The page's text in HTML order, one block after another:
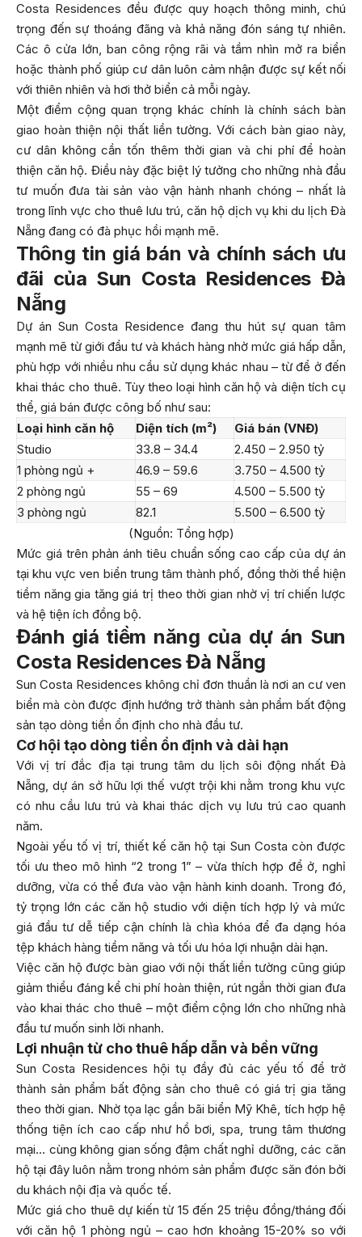
Costa Residences đều được quy hoạch thông minh, chú
trọng đến sự thoáng đãng và khả năng đón sáng tự nhiên.
Các ô cửa lớn, ban công rộng rãi và tầm nhìn mở ra biển
hoặc thành phố giúp cư dân luôn cảm nhận được sự kết nối
với thiên nhiên và hơi thở biển cả mỗi ngày.
Một điểm cộng quan trọng khác chính là chính sách bàn
giao hoàn thiện nội thất liền tường. Với cách bàn giao này,
cư dân không cần tốn thêm thời gian và chi phí để hoàn
thiện căn hộ. Điều này đặc biệt lý tưởng cho những nhà đầu
tư muốn đưa tài sản vào vận hành nhanh chóng – nhất là
trong lĩnh vực cho thuê lưu trú, căn hộ dịch vụ khi du lịch Đà
Nẵng đang có đà phục hồi mạnh mẽ.
Thông tin giá bán và chính sách ưu
đãi của Sun Costa Residences Đà
Nẵng
Dự án Sun Costa Residence đang thu hút sự quan tâm
mạnh mẽ từ giới đầu tư và khách hàng nhờ mức giá hấp dẫn,
phù hợp với nhiều nhu cầu sử dụng khác nhau – từ để ở đến
khai thác cho thuê. Tùy theo loại hình căn hộ và diện tích cụ
thể, giá bán được công bố như sau:
Loại hình căn hộ
Diện tích (m²)
Giá bán (VNĐ)
Studio
33.8 – 34.4
2.450 – 2.950 tỷ
1 phòng ngủ +
46.9 – 59.6
3.750 – 4.500 tỷ
2 phòng ngủ
55 – 69
4.500 – 5.500 tỷ
3 phòng ngủ
82.1
5.500 – 6.500 tỷ
(Nguồn: Tổng hợp)
Mức giá trên phản ánh tiêu chuẩn sống cao cấp của dự án
tại khu vực ven biển trung tâm thành phố, đồng thời thể hiện
tiềm năng gia tăng giá trị theo thời gian nhờ vị trí chiến lược
và hệ tiện ích đồng bộ.
Đánh giá tiềm năng của dự án Sun
Costa Residences Đà Nẵng
Sun Costa Residences không chỉ đơn thuần là nơi an cư ven
biển mà còn được định hướng trở thành sản phẩm bất động
sản tạo dòng tiền ổn định cho nhà đầu tư.
Cơ hội tạo dòng tiền ổn định và dài hạn
Với vị trí đắc địa tại trung tâm du lịch sôi động nhất Đà
Nẵng, dự án sở hữu lợi thế vượt trội khi nằm trong khu vực
có nhu cầu lưu trú và khai thác dịch vụ lưu trú cao quanh
năm.
Ngoài yếu tố vị trí, thiết kế căn hộ tại Sun Costa còn được
tối ưu theo mô hình “2 trong 1” – vừa thích hợp để ở, nghỉ
dưỡng, vừa có thể đưa vào vận hành kinh doanh. Trong đó,
tỷ trọng lớn các căn hộ studio với diện tích hợp lý và mức
giá đầu tư dễ tiếp cận chính là chìa khóa để đa dạng hóa
tệp khách hàng tiềm năng và tối ưu hóa lợi nhuận dài hạn.
Việc căn hộ được bàn giao với nội thất liền tường cũng giúp
giảm thiểu đáng kể chi phí hoàn thiện, rút ngắn thời gian đưa
vào khai thác cho thuê – một điểm cộng lớn cho những nhà
đầu tư muốn sinh lời nhanh.
Lợi nhuận từ cho thuê hấp dẫn và bền vững
Sun Costa Residences hội tụ đầy đủ các yếu tố để trở
thành sản phẩm bất động sản cho thuê có giá trị gia tăng
theo thời gian. Nhờ tọa lạc gần bãi biển Mỹ Khê, tích hợp hệ
thống tiện ích cao cấp như hồ bơi, spa, trung tâm thương
mại… cùng không gian sống đậm chất nghỉ dưỡng, các căn
hộ tại đây luôn nằm trong nhóm sản phẩm được săn đón bởi
du khách nội địa và quốc tế.
Mức giá cho thuê dự kiến từ 15 đến 25 triệu đồng/tháng đối
với căn hộ 1 phòng ngủ – cao hơn khoảng 15-20% so với